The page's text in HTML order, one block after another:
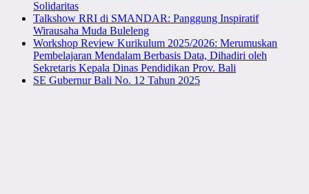
Solidaritas
Talkshow RRI di SMANDAR: Panggung Inspiratif
Wirausaha Muda Buleleng
Workshop Review Kurikulum 2025/2026: Merumuskan
Pembelajaran Mendalam Berbasis Data, Dihadiri oleh
Sekretaris Kepala Dinas Pendidikan Prov. Bali
SE Gubernur Bali No. 12 Tahun 2025